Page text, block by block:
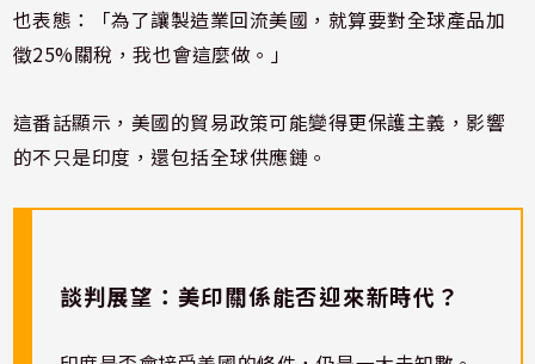
也表態：「為了讓製造業回流美國，就算要對全球產品加
徵25%關稅，我也會這麼做。」
這番話顯示，美國的貿易政策可能變得更保護主義，影響
的不只是印度，還包括全球供應鏈。
談判展望：美印關係能否迎來新時代？